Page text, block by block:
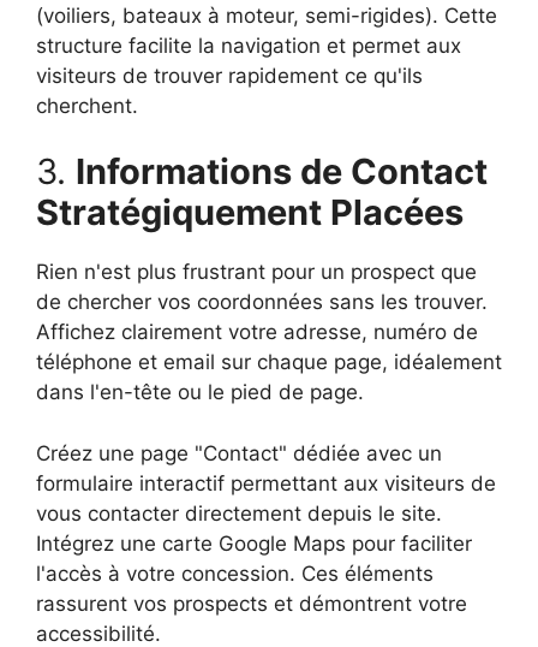
(voiliers, bateaux à moteur, semi-rigides). Cette
structure facilite la navigation et permet aux
visiteurs de trouver rapidement ce qu'ils
cherchent.
3. Informations de Contact
Stratégiquement Placées
Rien n'est plus frustrant pour un prospect que
de chercher vos coordonnées sans les trouver.
Affichez clairement votre adresse, numéro de
téléphone et email sur chaque page, idéalement
dans l'en-tête ou le pied de page.
Créez une page "Contact" dédiée avec un
formulaire interactif permettant aux visiteurs de
vous contacter directement depuis le site.
Intégrez une carte Google Maps pour faciliter
l'accès à votre concession. Ces éléments
rassurent vos prospects et démontrent votre
accessibilité.